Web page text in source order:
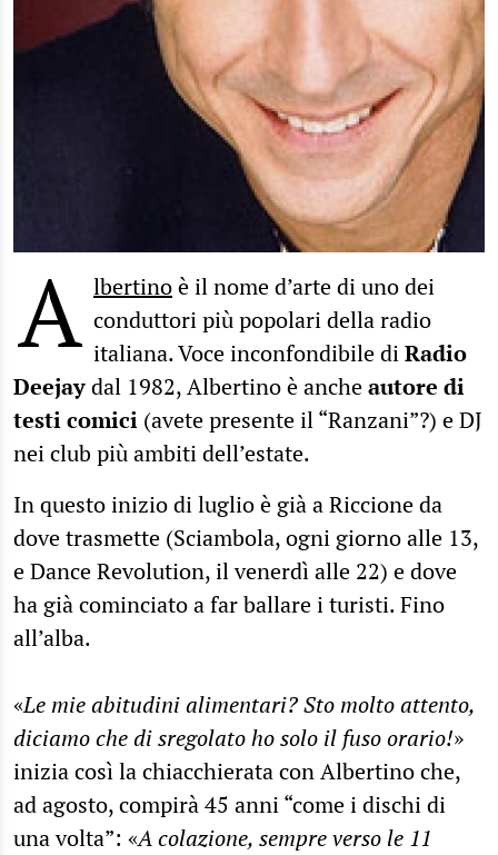
A lbertinoè il nome d’arte di uno dei
conduttori più popolari della radio
italiana. Voce inconfondibile diRadio
Deejaydal 1982, Albertino è ancheautore di
testi comici (avete presente il “Ranzani”?) e DJ
nei club più ambiti dell’estate.
In questo inizio di luglio è già a Riccione da
dove trasmette (Sciambola, ogni giorno alle 13,
e Dance Revolution, il venerdì alle 22) e dove
ha già cominciato a far ballare i turisti. Fino
all’alba.
«Le mie abitudini alimentari? Sto molto attento,
diciamo che di sregolato ho solo il fuso orario!»
inizia così la chiacchierata con Albertino che,
ad agosto, compirà 45 anni “come i dischi di
una volta”: «A colazione, sempre verso le 11